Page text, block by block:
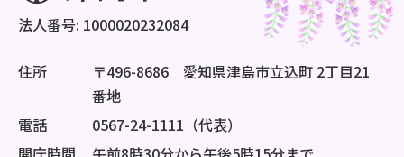
法人番号: 1000020232084
住所
〒496-8686 愛知県津島市立込町 2丁目21
番地
電話
0567-24-1111（代表）